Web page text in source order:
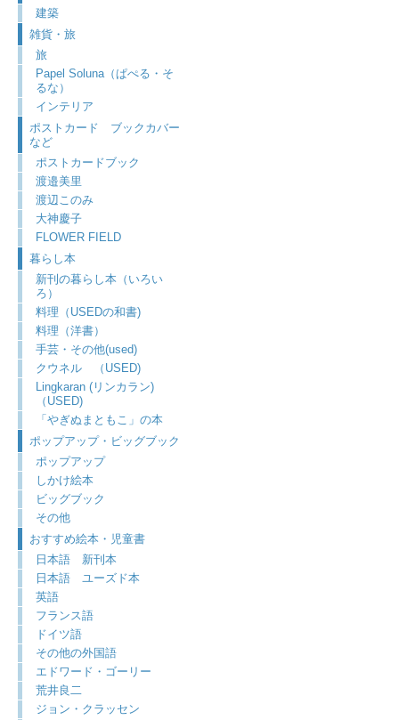
建築
雑貨・旅
旅
Papel Soluna（ぱぺる・そ
るな）
インテリア
ポストカード ブックカバー
など
ポストカードブック
渡邉美里
渡辺このみ
大神慶子
FLOWER FIELD
暮らし本
新刊の暮らし本（いろい
ろ）
料理（USEDの和書)
料理（洋書）
手芸・その他(used)
クウネル （USED)
Lingkaran (リンカラン)
（USED)
「やぎぬまともこ」の本
ポップアップ・ビッグブック
ポップアップ
しかけ絵本
ビッグブック
その他
おすすめ絵本・児童書
日本語 新刊本
日本語 ユーズド本
英語
フランス語
ドイツ語
その他の外国語
エドワード・ゴーリー
荒井良二
ジョン・クラッセン